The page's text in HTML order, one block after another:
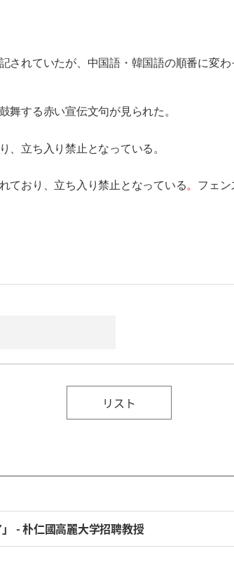
されていたが、中国語・ 韓国語の順番に変わ
舞する赤い宣伝文句が見られた。
、立ち入り禁止となっている。
ており、立ち入り禁止となっている。 フェン
リスト
- 朴仁國高麗大学招聘教授